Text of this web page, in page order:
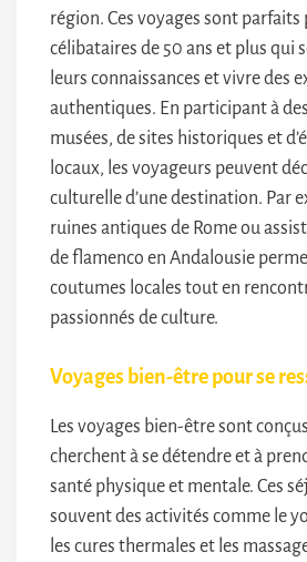
région. Ces voyages sont parfaits
célibataires de 50 ans et plus qui
leurs connaissances et vivre des
authentiques. En participant à
musées, de sites historiques et
locaux, les voyageurs peuvent
culturelle d’une destination. Par
ruines antiques de Rome ou
de flamenco en Andalousie
coutumes locales tout en
passionnés de culture.
Voyages bien-être pour se
Les voyages bien-être sont
cherchent à se détendre et à
santé physique et mentale. Ces
souvent des activités comme le
les cures thermales et les